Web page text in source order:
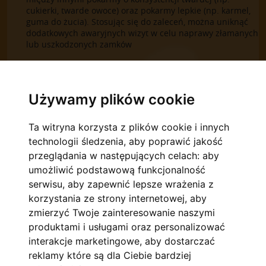
Używamy plików cookie
Ta witryna korzysta z plików cookie i innych
technologii śledzenia, aby poprawić jakość
przeglądania w następujących celach: aby
umożliwić podstawową funkcjonalność
serwisu, aby zapewnić lepsze wrażenia z
korzystania ze strony internetowej, aby
zmierzyć Twoje zainteresowanie naszymi
produktami i usługami oraz personalizować
interakcje marketingowe, aby dostarczać
reklamy które są dla Ciebie bardziej
cukierki, twarde owoce) oraz pokarmy lepkie (np. karmel,
guma do żucia). Stosując się do zaleceń, można uniknąć
dodatkowych awaryjnych wizyt w celu naprawy złamanych
lub uszkodzonych zamków
Pacjenci z aparatami stałymi powinni szczotkować zęby
przed snem. Wskazane jest również używanie nici
dentystycznej raz dziennie.
CO TO JEST WIZYTA AWARYJNA?
Jeżeli aparat jest przyczyną dolegliwości bólowych lub
jakaś część aparatu uległa uszkodzeniu, pacjent powinien
niezwłocznie zadzwonić do gabinetu ortodontycznego.
Jeżeli potrzebna będzie szybka interwencja, ortodonta
naprawi awarię na dodatkowej wizycie tego samego lub
następnego dnia.
CO TO JEST LECZENIE WCZESNE?